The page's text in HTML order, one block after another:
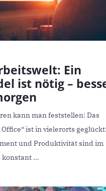
Ein
ist nötig –
kann man feststellen: Das
ist in vielerorts geglückt:
und Produktivität sind im
konstant ...